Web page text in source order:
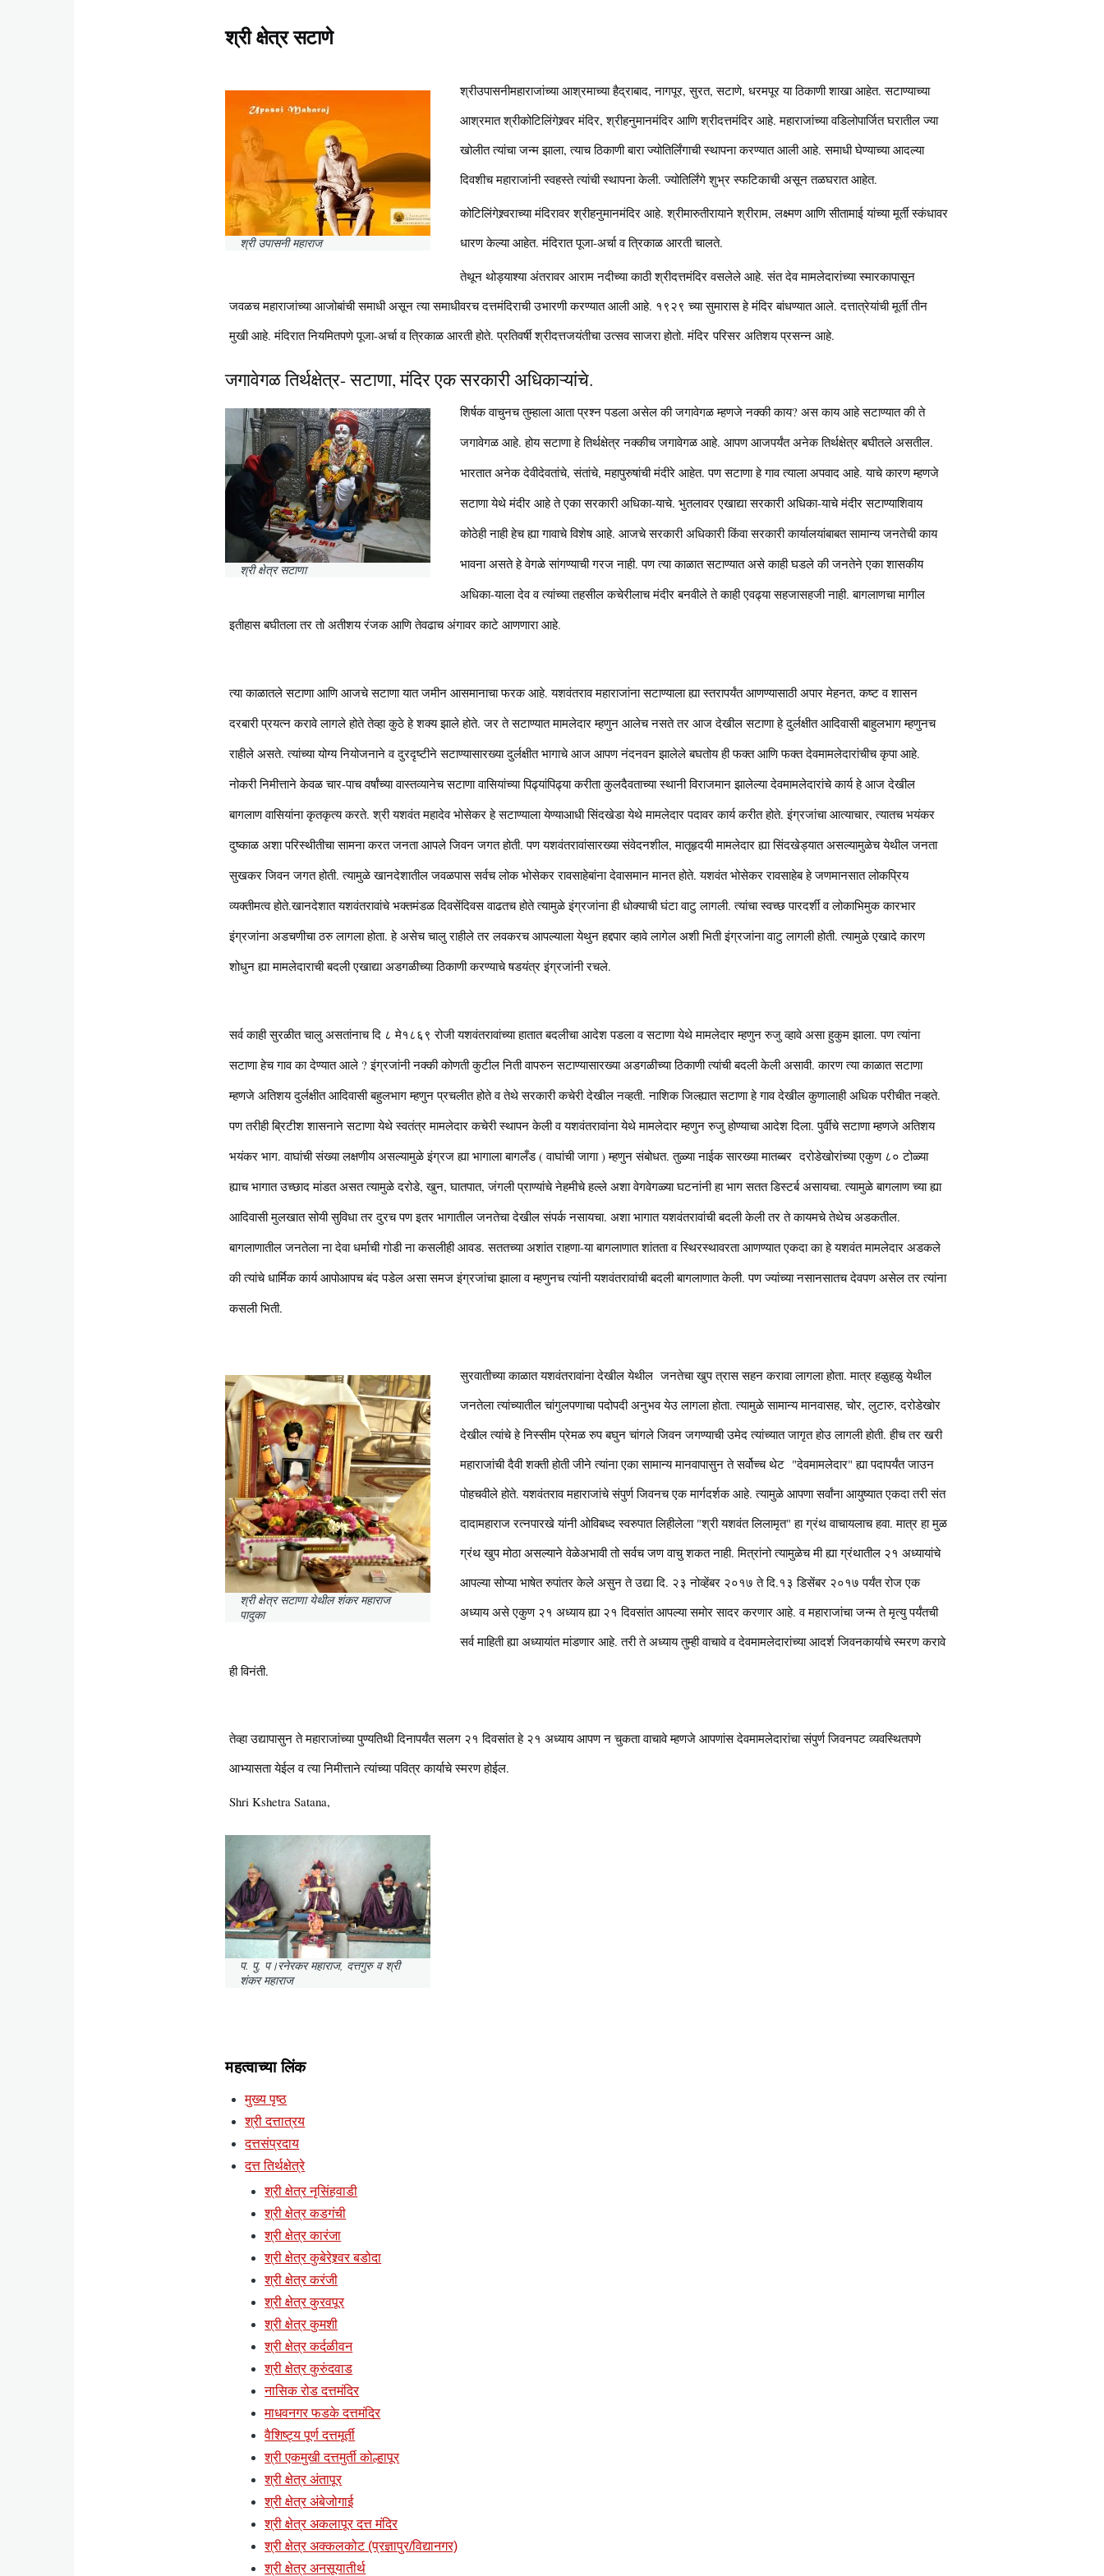
श्री क्षेत्र सटाणे
श्री उपासनी महाराज
श्रीउपासनीमहाराजांच्या आश्रमाच्या हैद्राबाद, नागपूर, सुरत, सटाणे, धरमपूर या ठिकाणी शाखा आहेत. सटाण्याच्या
आश्रमात श्रीकोटिलिंगेश्र्वर मंदिर, श्रीहनुमानमंदिर आणि श्रीदत्तमंदिर आहे. महाराजांच्या वडिलोपार्जित घरातील ज्या
खोलीत त्यांचा जन्म झाला, त्याच ठिकाणी बारा ज्योतिर्लिंगाची स्थापना करण्यात आली आहे. समाधी घेण्याच्या आदल्या
दिवशीच महाराजांनी स्वहस्ते त्यांची स्थापना केली. ज्योतिर्लिंगे शुभ्र स्फटिकाची असून तळघरात आहेत.
कोटिलिंगेश्र्वराच्या मंदिरावर श्रीहनुमानमंदिर आहे. श्रीमारुतीरायाने श्रीराम, लक्ष्मण आणि सीतामाई यांच्या मूर्ती स्कंधावर
धारण केल्या आहेत. मंदिरात पूजा-अर्चा व त्रिकाळ आरती चालते.
तेथून थोड्याश्या अंतरावर आराम नदीच्या काठी श्रीदत्तमंदिर वसलेले आहे. संत देव मामलेदारांच्या स्मारकापासून
जवळच महाराजांच्या आजोबांची समाधी असून त्या समाधीवरच दत्तमंदिराची उभारणी करण्यात आली आहे. १९२९ च्या सुमारास हे मंदिर बांधण्यात आले. दत्तात्रेयांची मूर्ती तीन
मुखी आहे. मंदिरात नियमितपणे पूजा-अर्चा व त्रिकाळ आरती होते. प्रतिवर्षी श्रीदत्तजयंतीचा उत्सव साजरा होतो. मंदिर परिसर अतिशय प्रसन्न आहे.
जगावेगळ तिर्थक्षेत्र- सटाणा, मंदिर एक सरकारी अधिकाऱ्यांचे.
श्री क्षेत्र सटाणा
शिर्षक वाचुनच तुम्हाला आता प्रश्न पडला असेल की जगावेगळ म्हणजे नक्की काय? अस काय आहे सटाण्यात की ते
जगावेगळ आहे. होय सटाणा हे तिर्थक्षेत्र नक्कीच जगावेगळ आहे. आपण आजपर्यंत अनेक तिर्थक्षेत्र बघीतले असतील.
भारतात अनेक देवीदेवतांचे, संतांचे, महापुरुषांची मंदीरे आहेत. पण सटाणा हे गाव त्याला अपवाद आहे. याचे कारण म्हणजे
सटाणा येथे मंदीर आहे ते एका सरकारी अधिका-याचे. भुतलावर एखाद्या सरकारी अधिका-याचे मंदीर सटाण्याशिवाय
कोठेही नाही हेच ह्या गावाचे विशेष आहे. आजचे सरकारी अधिकारी किंवा सरकारी कार्यालयांबाबत सामान्य जनतेची काय
भावना असते हे वेगळे सांगण्याची गरज नाही. पण त्या काळात सटाण्यात असे काही घडले की जनतेने एका शासकीय
अधिका-याला देव व त्यांच्या तहसील कचेरीलाच मंदीर बनवीले ते काही एवढ्या सहजासहजी नाही. बागलाणचा मागील
इतीहास बघीतला तर तो अतीशय रंजक आणि तेवढाच अंगावर काटे आणणारा आहे.
त्या काळातले सटाणा आणि आजचे सटाणा यात जमीन आसमानाचा फरक आहे. यशवंतराव महाराजांना सटाण्याला ह्या स्तरापर्यंत आणण्यासाठी अपार मेहनत, कष्ट व शासन
दरबारी प्रयत्न करावे लागले होते तेव्हा कुठे हे शक्य झाले होते. जर ते सटाण्यात मामलेदार म्हणुन आलेच नसते तर आज देखील सटाणा हे दुर्लक्षीत आदिवासी बाहुलभाग म्हणुनच
राहीले असते. त्यांच्या योग्य नियोजनाने व दुरदृष्टीने सटाण्यासारख्या दुर्लक्षीत भागाचे आज आपण नंदनवन झालेले बघतोय ही फक्त आणि फक्त देवमामलेदारांचीच कृपा आहे.
नोकरी निमीत्ताने केवळ चार-पाच वर्षांच्या वास्तव्यानेच सटाणा वासियांच्या पिढ्यांपिढ्या करीता कुलदैवताच्या स्थानी विराजमान झालेल्या देवमामलेदारांचे कार्य हे आज देखील
बागलाण वासियांना कृतकृत्य करते. श्री यशवंत महादेव भोसेकर हे सटाण्याला येण्याआधी सिंदखेडा येथे मामलेदार पदावर कार्य करीत होते. इंग्रजांचा आत्याचार, त्यातच भयंकर
दुष्काळ अशा परिस्थीतीचा सामना करत जनता आपले जिवन जगत होती. पण यशवंतरावांसारख्या संवेदनशील, मातृहृदयी मामलेदार ह्या सिंदखेड्यात असल्यामुळेच येथील जनता
सुखकर जिवन जगत होती. त्यामुळे खानदेशातील जवळपास सर्वच लोक भोसेकर रावसाहेबांना देवासमान मानत होते. यशवंत भोसेकर रावसाहेब हे जणमानसात लोकप्रिय
व्यक्तीमत्व होते.खानदेशात यशवंतरावांचे भक्तमंडळ दिवसेंदिवस वाढतच होते त्यामुळे इंग्रजांना ही धोक्याची घंटा वाटु लागली. त्यांचा स्वच्छ पारदर्शी व लोकाभिमुक कारभार
इंग्रजांना अडचणीचा ठरु लागला होता. हे असेच चालु राहीले तर लवकरच आपल्याला येथुन हद्दपार व्हावे लागेल अशी भिती इंग्रजांना वाटु लागली होती. त्यामुळे एखादे कारण
शोधुन ह्या मामलेदाराची बदली एखाद्या अडगळीच्या ठिकाणी करण्याचे षडयंत्र इंग्रजांनी रचले.
सर्व काही सुरळीत चालु असतांनाच दि ८ मे१८६९ रोजी यशवंतरावांच्या हातात बदलीचा आदेश पडला व सटाणा येथे मामलेदार म्हणुन रुजु व्हावे असा हुकुम झाला. पण त्यांना
सटाणा हेच गाव का देण्यात आले ? इंग्रजांनी नक्की कोणती कुटील निती वापरुन सटाण्यासारख्या अडगळीच्या ठिकाणी त्यांची बदली केली असावी. कारण त्या काळात सटाणा
म्हणजे अतिशय दुर्लक्षीत आदिवासी बहुलभाग म्हणुन प्रचलीत होते व तेथे सरकारी कचेरी देखील नव्हती. नाशिक जिल्ह्यात सटाणा हे गाव देखील कुणालाही अधिक परीचीत नव्हते.
पण तरीही ब्रिटीश शासनाने सटाणा येथे स्वतंत्र मामलेदार कचेरी स्थापन केली व यशवंतरावांना येथे मामलेदार म्हणुन रुजु होण्याचा आदेश दिला. पुर्वीचे सटाणा म्हणजे अतिशय
भयंकर भाग. वाघांची संख्या लक्षणीय असल्यामुळे इंग्रज ह्या भागाला बागलँड ( वाघांची जागा ) म्हणुन संबोधत. तुळ्या नाईक सारख्या मातब्बर दरोडेखोरांच्या एकुण ८० टोळ्या
ह्याच भागात उच्छाद मांडत असत त्यामुळे दरोडे, खुन, घातपात, जंगली प्राण्यांचे नेहमीचे हल्ले अशा वेगवेगळ्या घटनांनी हा भाग सतत डिस्टर्ब असायचा. त्यामुळे बागलाण च्या ह्या
आदिवासी मुलखात सोयी सुविधा तर दुरच पण इतर भागातील जनतेचा देखील संपर्क नसायचा. अशा भागात यशवंतरावांची बदली केली तर ते कायमचे तेथेच अडकतील.
बागलाणातील जनतेला ना देवा धर्माची गोडी ना कसलीही आवड. सततच्या अशांत राहणा-या बागलाणात शांतता व स्थिरस्थावरता आणण्यात एकदा का हे यशवंत मामलेदार अडकले
की त्यांचे धार्मिक कार्य आपोआपच बंद पडेल असा समज इंग्रजांचा झाला व म्हणुनच त्यांनी यशवंतरावांची बदली बागलाणात केली. पण ज्यांच्या नसानसातच देवपण असेल तर त्यांना
कसली भिती.
श्री क्षेत्र सटाणा येथील शंकर महाराज
पादुका
सुरवातीच्या काळात यशवंतरावांना देखील येथील जनतेचा खुप त्रास सहन करावा लागला होता. मात्र हळुहळु येथील
जनतेला त्यांच्यातील चांगुलपणाचा पदोपदी अनुभव येउ लागला होता. त्यामुळे सामान्य मानवासह, चोर, लुटारु, दरोडेखोर
देखील त्यांचे हे निस्सीम प्रेमळ रुप बघुन चांगले जिवन जगण्याची उमेद त्यांच्यात जागृत होउ लागली होती. हीच तर खरी
महाराजांची दैवी शक्ती होती जीने त्यांना एका सामान्य मानवापासुन ते सर्वोच्च थेट "देवमामलेदार" ह्या पदापर्यंत जाउन
पोहचवीले होते. यशवंतराव महाराजांचे संपुर्ण जिवनच एक मार्गदर्शक आहे. त्यामुळे आपणा सर्वांना आयुष्यात एकदा तरी संत
दादामहाराज रत्नपारखे यांनी ओविबध्द स्वरुपात लिहीलेला "श्री यशवंत लिलामृत" हा ग्रंथ वाचायलाच हवा. मात्र हा मुळ
ग्रंथ खुप मोठा असल्याने वेळेअभावी तो सर्वच जण वाचु शकत नाही. मित्रांनो त्यामुळेच मी ह्या ग्रंथातील २१ अध्यायांचे
आपल्या सोप्या भाषेत रुपांतर केले असुन ते उद्या दि. २३ नोव्हेंबर २०१७ ते दि.१३ डिसेंबर २०१७ पर्यंत रोज एक
अध्याय असे एकुण २१ अध्याय ह्या २१ दिवसांत आपल्या समोर सादर करणार आहे. व महाराजांचा जन्म ते मृत्यु पर्यंतची
सर्व माहिती ह्या अध्यायांत मांडणार आहे. तरी ते अध्याय तुम्ही वाचावे व देवमामलेदारांच्या आदर्श जिवनकार्याचे स्मरण करावे
ही विनंती.
तेव्हा उद्यापासुन ते महाराजांच्या पुण्यतिथी दिनापर्यंत सलग २१ दिवसांत हे २१ अध्याय आपण न चुकता वाचावे म्हणजे आपणांस देवमामलेदारांचा संपुर्ण जिवनपट व्यवस्थितपणे
आभ्यासता येईल व त्या निमीत्ताने त्यांच्या पवित्र कार्याचे स्मरण होईल.
Shri Kshetra Satana,
प. पु. प।रनेरकर महाराज, दत्तगुरु व श्री
शंकर महाराज
महत्वाच्या लिंक
मुख्य पृष्ठ
श्री दत्तात्रय
दत्तसंप्रदाय
दत्त तिर्थक्षेत्रे
श्री क्षेत्र नृसिंहवाडी
श्री क्षेत्र कडगंची
श्री क्षेत्र कारंजा
श्री क्षेत्र कुबेरेश्र्वर बडोदा
श्री क्षेत्र करंजी
श्री क्षेत्र कुरवपूर
श्री क्षेत्र कुमशी
श्री क्षेत्र कर्दळीवन
श्री क्षेत्र कुरुंदवाड
नासिक रोड दत्तमंदिर
माधवनगर फडके दत्तमंदिर
वैशिष्ट्य पूर्ण दत्तमूर्ती
श्री एकमुखी दत्तमुर्ती कोल्हापूर
श्री क्षेत्र अंतापूर
श्री क्षेत्र अंबेजोगाई
श्री क्षेत्र अकलापूर दत्त मंदिर
श्री क्षेत्र अक्कलकोट (प्रज्ञापुर/विद्यानगर)
श्री क्षेत्र अनसूयातीर्थ